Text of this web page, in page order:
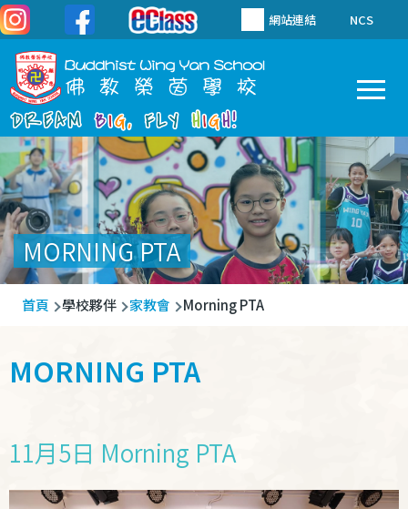
移至主內容 網站連結 NCS
Main
navigation
MORNING PTA
導
連
結
首頁 學校夥伴 家教會 Morning PTA
MORNING PTA
11月5日 Morning PTA